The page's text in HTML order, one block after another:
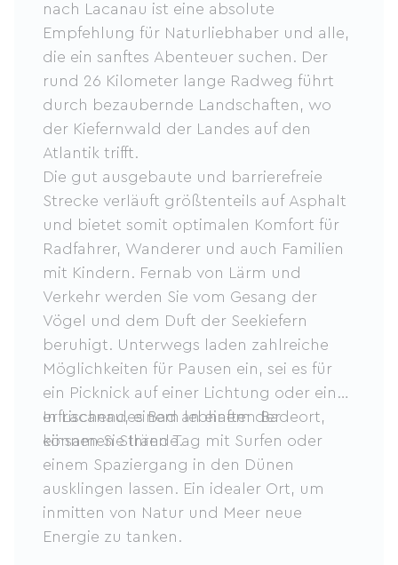
nach Lacanau ist eine absolute
Empfehlung für Naturliebhaber und alle,
die ein sanftes Abenteuer suchen. Der
rund 26 Kilometer lange Radweg führt
durch bezaubernde Landschaften, wo
der Kiefernwald der Landes auf den
Atlantik trifft.
Die gut ausgebaute und barrierefreie
Strecke verläuft größtenteils auf Asphalt
und bietet somit optimalen Komfort für
Radfahrer, Wanderer und auch Familien
mit Kindern. Fernab von Lärm und
Verkehr werden Sie vom Gesang der
Vögel und dem Duft der Seekiefern
beruhigt. Unterwegs laden zahlreiche
Möglichkeiten für Pausen ein, sei es für
ein Picknick auf einer Lichtung oder ein
erfrischendes Bad an einem der
einsamen Strände.
In Lacanau, einem lebhaften Badeort,
können Sie Ihren Tag mit Surfen oder
einem Spaziergang in den Dünen
ausklingen lassen. Ein idealer Ort, um
inmitten von Natur und Meer neue
Energie zu tanken.